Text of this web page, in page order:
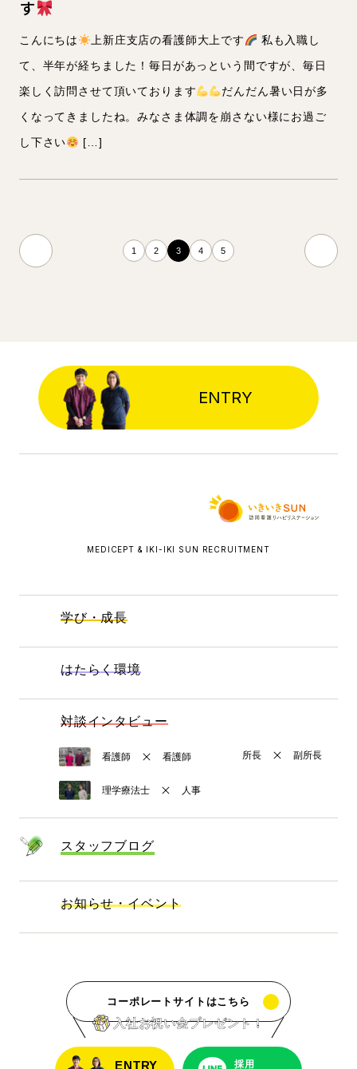
入社お祝い金プレゼント！
ENTRY 採用
す
こんにちは 上新庄支店の看護師大上です
私も入職し
て、半年が経ちました！毎日があっという間ですが、毎日
楽しく訪問させて頂いております
だんだん暑い日が多
くなってきましたね。みなさま体調を崩さない様にお過ご
し下さい
[…]
1 2 3 4 5
ENTRY
MEDICEPT & IKI-IKI SUN RECRUITMENT
学び・成長
はたらく環境
対談インタビュー
看護師 看護師 所長 副所長
理学療法士 人事
スタッフブログ
お知らせ・イベント
コーポレートサイトはこちら